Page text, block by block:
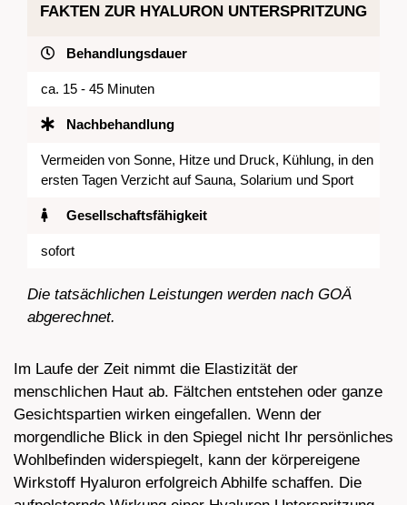
FAKTEN ZUR HYALURON UNTERSPRITZUNG
Behandlungsdauer
ca. 15 - 45 Minuten
Nachbehandlung
Vermeiden von Sonne, Hitze und Druck, Kühlung, in den
ersten Tagen Verzicht auf Sauna, Solarium und Sport
Gesellschaftsfähigkeit
sofort
Die tatsächlichen Leistungen werden nach GOÄ
abgerechnet.
Im Laufe der Zeit nimmt die Elastizität der
menschlichen Haut ab. Fältchen entstehen oder ganze
Gesichtspartien wirken eingefallen. Wenn der
morgendliche Blick in den Spiegel nicht Ihr persönliches
Wohlbefinden widerspiegelt, kann der körpereigene
Wirkstoff Hyaluron erfolgreich Abhilfe schaffen. Die